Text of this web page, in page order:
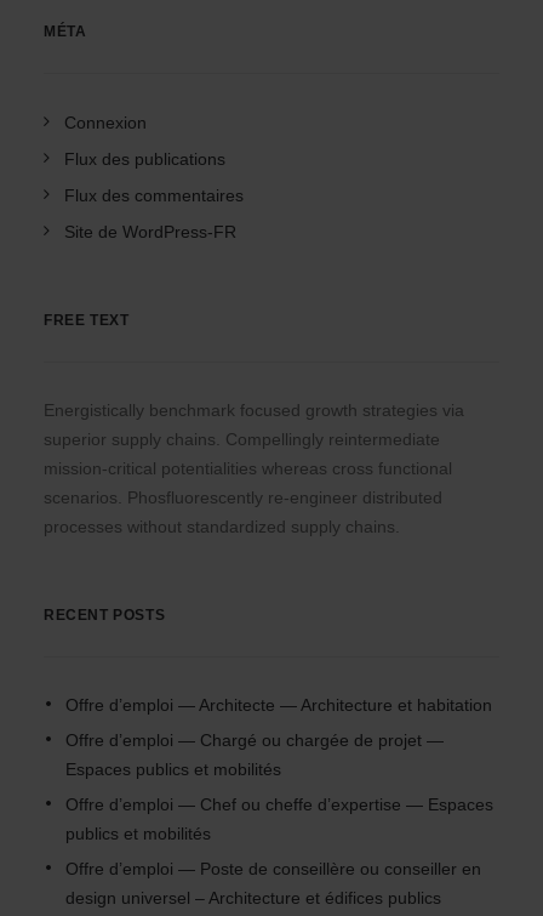
MÉTA
Connexion
Flux des publications
Flux des commentaires
Site de WordPress-FR
FREE TEXT
Energistically benchmark focused growth strategies via
superior supply chains. Compellingly reintermediate
mission-critical potentialities whereas cross functional
scenarios. Phosfluorescently re-engineer distributed
processes without standardized supply chains.
RECENT POSTS
Offre d’emploi — Architecte — Architecture et habitation
Offre d’emploi — Chargé ou chargée de projet —
Espaces publics et mobilités
Offre d’emploi — Chef ou cheffe d’expertise — Espaces
publics et mobilités
Offre d’emploi — Poste de conseillère ou conseiller en
design universel – Architecture et édifices publics